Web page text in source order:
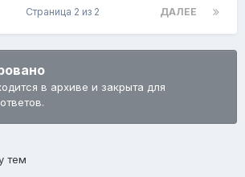
ДАЛЕЕ
Страница 2 из 2
в архиве и закрыта для
тем